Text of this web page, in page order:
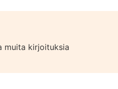
muita kirjoituksia